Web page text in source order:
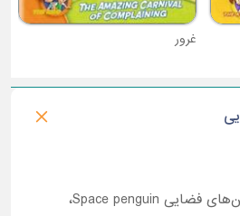
غرور
فضایی Space penguin،